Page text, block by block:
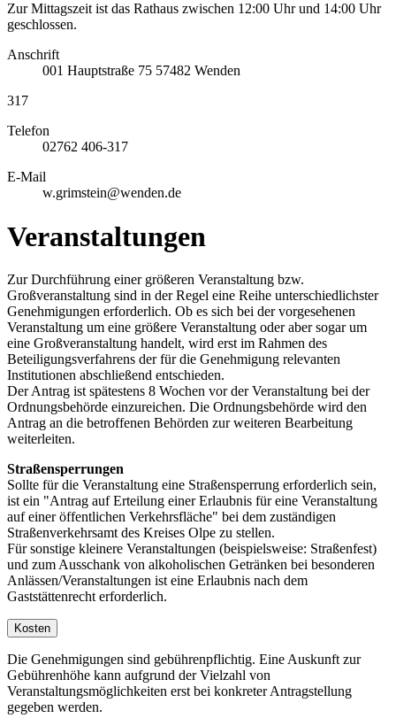
Zur Mittagszeit ist das Rathaus zwischen 12:00 Uhr und 14:00 Uhr
geschlossen.
Anschrift
001 Hauptstraße 75 57482 Wenden
317
Telefon
02762 406-317
E-Mail
w.grimstein@wenden.de
Veranstaltungen
Zur Durchführung einer größeren Veranstaltung bzw.
Großveranstaltung sind in der Regel eine Reihe unterschiedlichster
Genehmigungen erforderlich. Ob es sich bei der vorgesehenen
Veranstaltung um eine größere Veranstaltung oder aber sogar um
eine Großveranstaltung handelt, wird erst im Rahmen des
Beteiligungsverfahrens der für die Genehmigung relevanten
Institutionen abschließend entschieden.
Der Antrag ist spätestens 8 Wochen vor der Veranstaltung bei der
Ordnungsbehörde einzureichen. Die Ordnungsbehörde wird den
Antrag an die betroffenen Behörden zur weiteren Bearbeitung
weiterleiten.
Straßensperrungen
Sollte für die Veranstaltung eine Straßensperrung erforderlich sein,
ist ein "Antrag auf Erteilung einer Erlaubnis für eine Veranstaltung
auf einer öffentlichen Verkehrsfläche" bei dem zuständigen
Straßenverkehrsamt des Kreises Olpe zu stellen.
Für sonstige kleinere Veranstaltungen (beispielsweise: Straßenfest)
und zum Ausschank von alkoholischen Getränken bei besonderen
Anlässen/Veranstaltungen ist eine Erlaubnis nach dem
Gaststättenrecht erforderlich.
Kosten
Die Genehmigungen sind gebührenpflichtig. Eine Auskunft zur
Gebührenhöhe kann aufgrund der Vielzahl von
Veranstaltungsmöglichkeiten erst bei konkreter Antragstellung
gegeben werden.